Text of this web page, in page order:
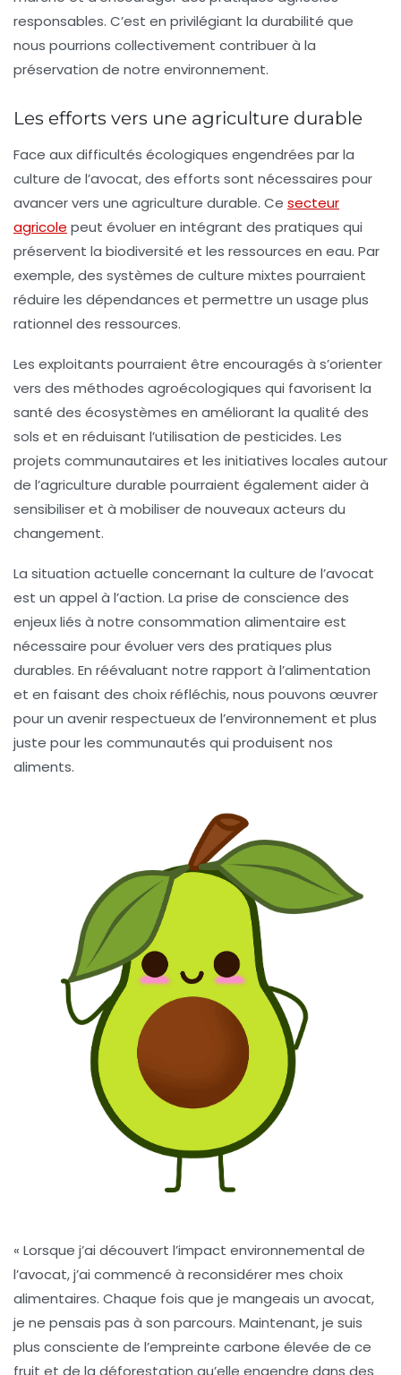
responsables. C’est en privilégiant la durabilité que
nous pourrions collectivement contribuer à la
préservation de notre environnement.
Les efforts vers une agriculture durable
Face aux difficultés écologiques engendrées par la
culture de l’avocat, des efforts sont nécessaires pour
avancer vers une agriculture durable. Ce secteur
agricole peut évoluer en intégrant des pratiques qui
préservent la biodiversité et les ressources en eau. Par
exemple, des systèmes de culture mixtes pourraient
réduire les dépendances et permettre un usage plus
rationnel des ressources.
Les exploitants pourraient être encouragés à s’orienter
vers des méthodes agroécologiques qui favorisent la
santé des écosystèmes en améliorant la qualité des
sols et en réduisant l’utilisation de pesticides. Les
projets communautaires et les initiatives locales autour
de l’agriculture durable pourraient également aider à
sensibiliser et à mobiliser de nouveaux acteurs du
changement.
La situation actuelle concernant la culture de l’avocat
est un appel à l’action. La prise de conscience des
enjeux liés à notre consommation alimentaire est
nécessaire pour évoluer vers des pratiques plus
durables. En réévaluant notre rapport à l’alimentation
et en faisant des choix réfléchis, nous pouvons œuvrer
pour un avenir respectueux de l’environnement et plus
juste pour les communautés qui produisent nos
aliments.
« Lorsque j’ai découvert l’impact environnemental de
l’avocat, j’ai commencé à reconsidérer mes choix
alimentaires. Chaque fois que je mangeais un avocat,
je ne pensais pas à son parcours. Maintenant, je suis
plus consciente de l’empreinte carbone élevée de ce